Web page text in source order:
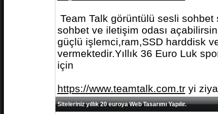
Team Talk görüntülü sesli
sohbet ve iletişim odası
güçlü işlemci,ram,SSD harddisk
vermektedir.Yıllık 36 Euro Luk
için
https://www.teamtalk.com.tryi
Siteleriniz yıllık 20 euroya Web Tasarımı Yapılır.